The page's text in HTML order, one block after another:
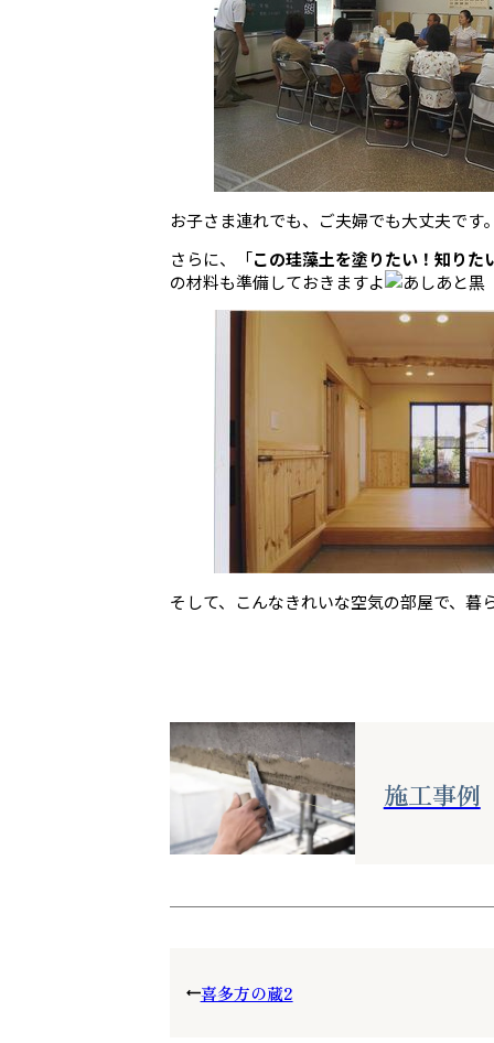
お子さま連れでも、ご夫婦でも大丈夫で
さらに、「この珪藻土を塗りたい！知りた
の材料も準備しておきますよ
そして、こんなきれいな空気の部屋で、暮
施工事例
喜多方の蔵2